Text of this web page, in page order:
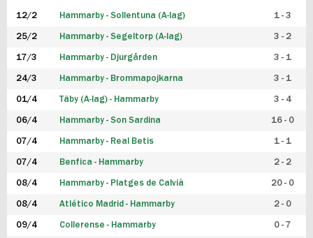
F19
FUTSAL HERR
FUTSAL DAM
12/2 Hammarby - Sollentuna (A-lag) 1 - 3
25/2 Hammarby - Segeltorp (A-lag) 3 - 2
17/3 Hammarby - Djurgården 3 - 1
24/3 Hammarby - Brommapojkarna 3 - 1
01/4 Täby (A-lag) - Hammarby 3 - 4
06/4 Hammarby - Son Sardina 16 - 0
07/4 Hammarby - Real Betis 1 - 1
07/4 Benfica - Hammarby 2 - 2
08/4 Hammarby - Platges de Calvià 20 - 0
08/4 Atlético Madrid - Hammarby 2 - 0
09/4 Collerense - Hammarby 0 - 7